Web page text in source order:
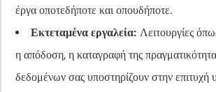
έργα οποτεδήποτε και οπουδήποτε.
Εκτεταμένα εργαλεία: Λειτουργίες
η απόδοση, η καταγραφή της
δεδομένων σας υποστηρίζουν στην επιτυχή